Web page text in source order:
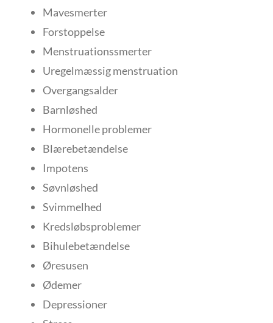
Mavesmerter
Forstoppelse
Menstruationssmerter
Uregelmæssig menstruation
Overgangsalder
Barnløshed
Hormonelle problemer
Blærebetændelse
Impotens
Søvnløshed
Svimmelhed
Kredsløbsproblemer
Bihulebetændelse
Øresusen
Ødemer
Depressioner